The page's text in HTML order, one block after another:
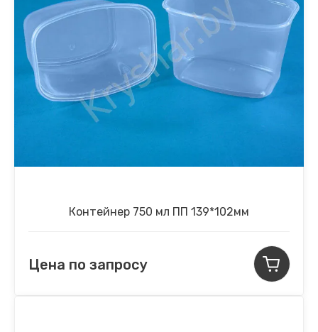
Контейнер 750 мл ПП 139*102мм
Цена по запросу